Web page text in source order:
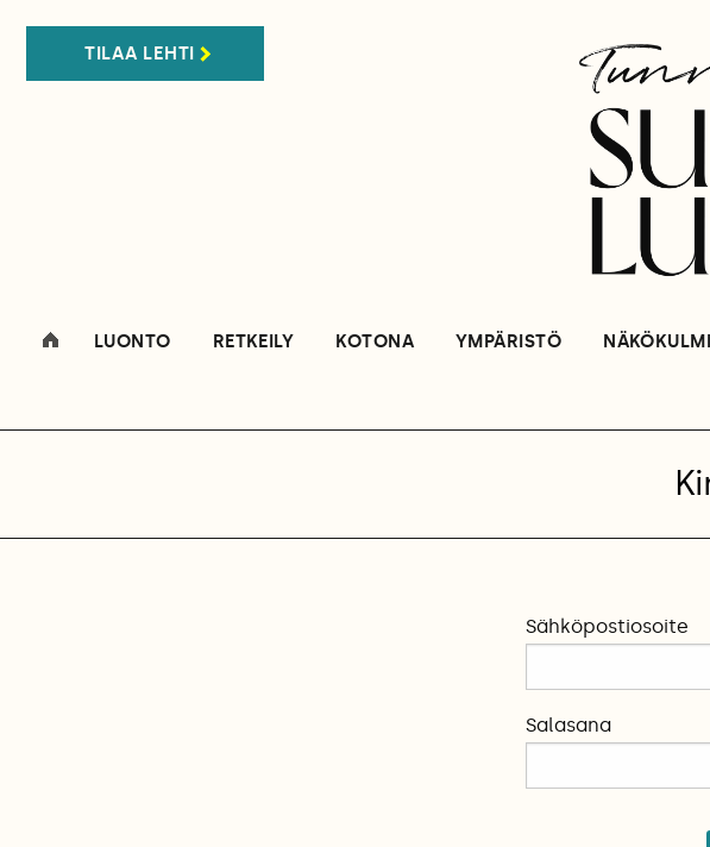
TILAA LEHTI
LUONTO RETKEILY KOTONA YMPÄRISTÖ
Sähköpostiosoite
Salasana